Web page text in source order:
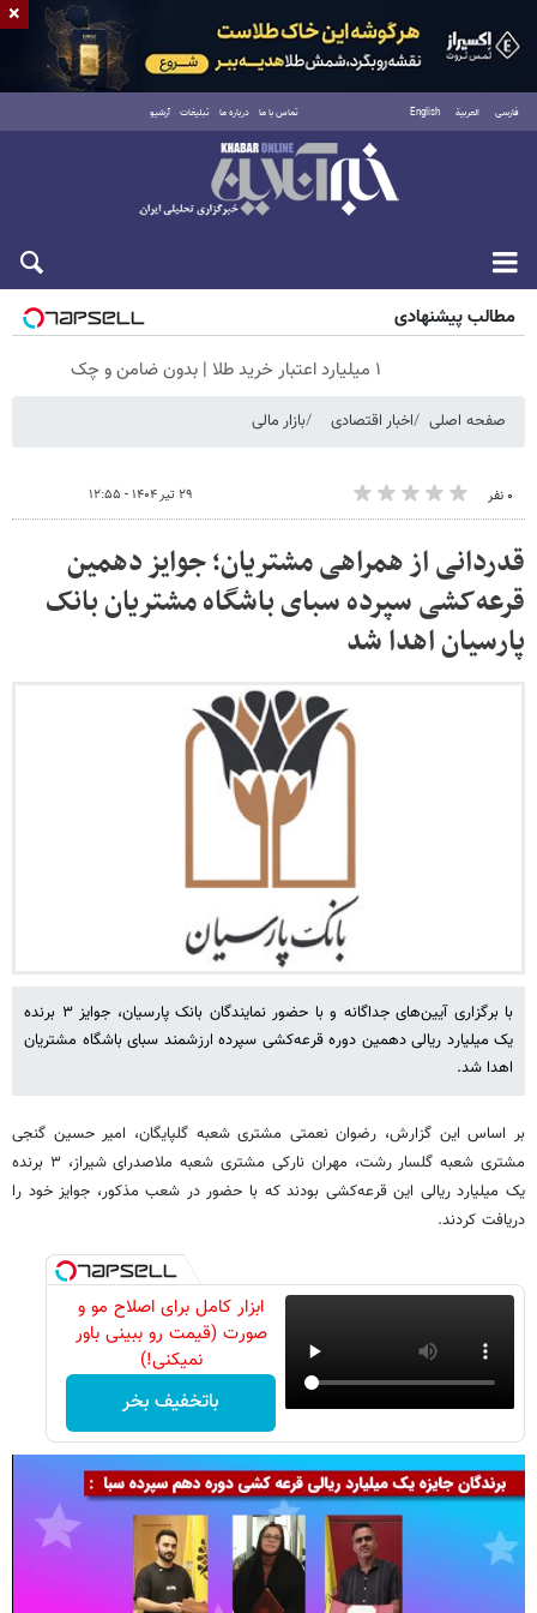
فارسی العربية English تماس با ما درباره ما تبلیغات آرشیو
شنبه ۱۷ مرداد ۱۴۰۵
مطالب پیشنهادی
۱ میلیارد اعتبار خرید طلا | بدون ضامن و چک
صفحه اصلی اخبار اقتصادی بازار مالی
۰ نفر ۲۹ تیر ۱۴۰۴ - ۱۲:۵۵
قدردانی از همراهی مشتریان؛ جوایز دهمین
قرعه‌کشی سپرده سبای باشگاه مشتریان بانک
پارسیان اهدا شد
با برگزاری آیین‌های جداگانه و با حضور نمایندگان بانک پارسیان، جوایز ۳ برنده
یک میلیارد ریالی دهمین دوره قرعه‌کشی سپرده ارزشمند سبای باشگاه مشتریان
اهدا شد.
بر اساس این گزارش، رضوان نعمتی مشتری شعبه گلپایگان، امیر حسین گنجی
مشتری شعبه گلسار رشت، مهران نارکی مشتری شعبه ملاصدرای شیراز، ۳ برنده
یک میلیارد ریالی این قرعه‌کشی بودند که با حضور در شعب مذکور، جوایز خود را
دریافت کردند.
ابزار کامل برای اصلاح مو و
صورت (قیمت رو ببینی باور
نمیکنی!)
باتخفیف بخر
×